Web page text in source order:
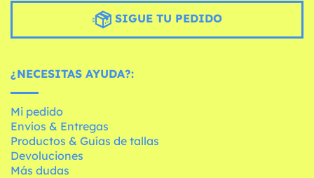
SIGUE TU PEDIDO
¿NECESITAS AYUDA?:
Mi pedido
Envíos & Entregas
Productos & Guías de tallas
Devoluciones
Más dudas